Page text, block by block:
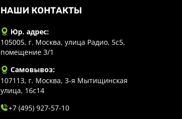
НАШИ КОНТАКТЫ
Юр. адрес:
105005, г. Москва, улица Радио, 5с5,
помещение 3/1
Самовывоз:
107113, г. Москва, 3-я Мытищинская
улица, 16с14
+7 (495) 927-57-10